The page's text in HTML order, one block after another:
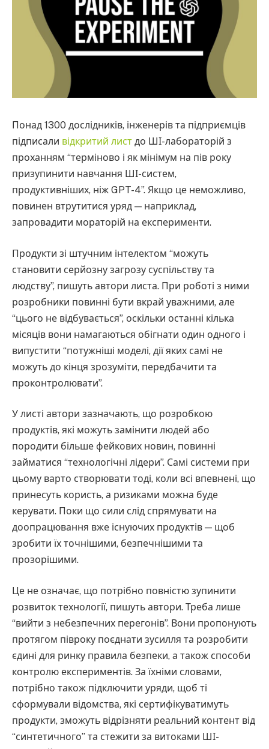
Понад 1300 дослідників, інженерів та підприємців
підписали відкритий лист до ШІ-лабораторій з
проханням “терміново і як мінімум на пів року
призупинити навчання ШІ-систем,
продуктивніших, ніж GPT-4”. Якщо це неможливо,
повинен втрутитися уряд — наприклад,
запровадити мораторій на експерименти.
Продукти зі штучним інтелектом “можуть
становити серйозну загрозу суспільству та
людству”, пишуть автори листа. При роботі з ними
розробники повинні бути вкрай уважними, але
“цього не відбувається”, оскільки останні кілька
місяців вони намагаються обігнати один одного і
випустити “потужніші моделі, дії яких самі не
можуть до кінця зрозуміти, передбачити та
проконтролювати”.
У листі автори зазначають, що розробкою
продуктів, які можуть замінити людей або
породити більше фейкових новин, повинні
займатися “технологічні лідери”. Самі системи при
цьому варто створювати тоді, коли всі впевнені, що
принесуть користь, а ризиками можна буде
керувати. Поки що сили слід спрямувати на
доопрацювання вже існуючих продуктів — щоб
зробити їх точнішими, безпечнішими та
прозорішими.
Це не означає, що потрібно повністю зупинити
розвиток технології, пишуть автори. Треба лише
“вийти з небезпечних перегонів”. Вони пропонують
протягом півроку поєднати зусилля та розробити
єдині для ринку правила безпеки, а також способи
контролю експериментів. За їхніми словами,
потрібно також підключити уряди, щоб ті
сформували відомства, які сертифікуватимуть
продукти, зможуть відрізняти реальний контент від
“синтетичного” та стежити за витоками ШІ-